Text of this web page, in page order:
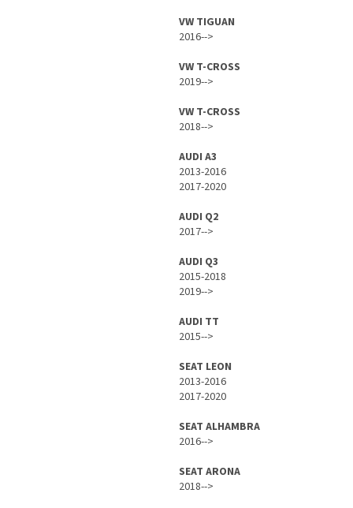
VW TIGUAN
2016-->
VW T-CROSS
2019-->
VW T-CROSS
2018-->
AUDI A3
2013-2016
2017-2020
AUDI Q2
2017-->
AUDI Q3
2015-2018
2019-->
AUDI TT
2015-->
SEAT LEON
2013-2016
2017-2020
SEAT ALHAMBRA
2016-->
SEAT ARONA
2018-->